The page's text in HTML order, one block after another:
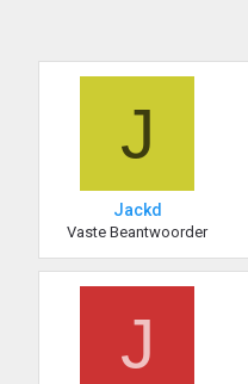
J
Jackd
Vaste Beantwoorder
J